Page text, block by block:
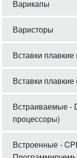
Варикапы
Варисторы
Вставки
Вставки
Встраиваемые -
процессоры)
Встроенные -